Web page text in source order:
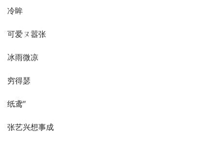
冷眸
可爱ㄡ嚣张
冰雨微凉
穷得瑟
纸鸢″
张艺兴想事成